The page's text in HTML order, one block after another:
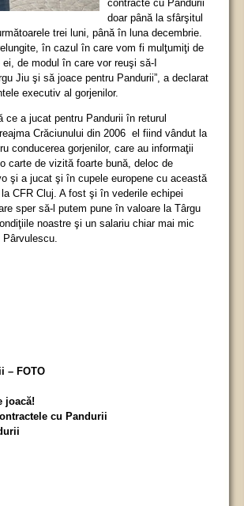
contracte cu Pandurii
doar până la sfârşitul
trei luni, până în luna decembrie.
în cazul în care vom fi mulţumiţi de
de modul în care vor reuşi să-I
Jiu şi să joace pentru Pandurii”, a declarat
executiv al gorjenilor.
a jucat pentru Pandurii în returul
Crăciunului din 2006 el fiind vândut la
conducerea gorjenilor, care au informaţii
carte de vizită foarte bună, deloc de
şi a jucat şi în cupele europene cu această
CFR Cluj. A fost şi în vederile echipei
sper să-l putem pune în valoare la Târgu
noastre şi un salariu chiar mai mic
– FOTO
joacă!
cu Pandurii